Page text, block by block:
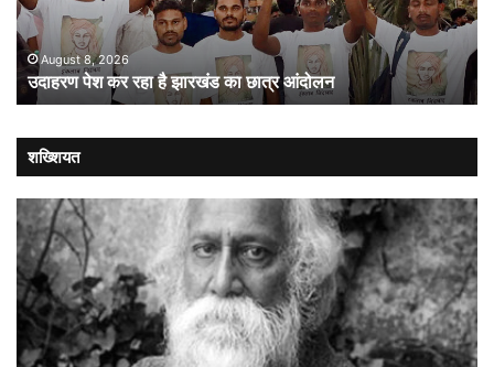
का
छात्र
आंदोलनAugust 8, 2026
उदाहरण पेश कर रहा है झारखंड का छात्र आंदोलन
कब
शख्शियत